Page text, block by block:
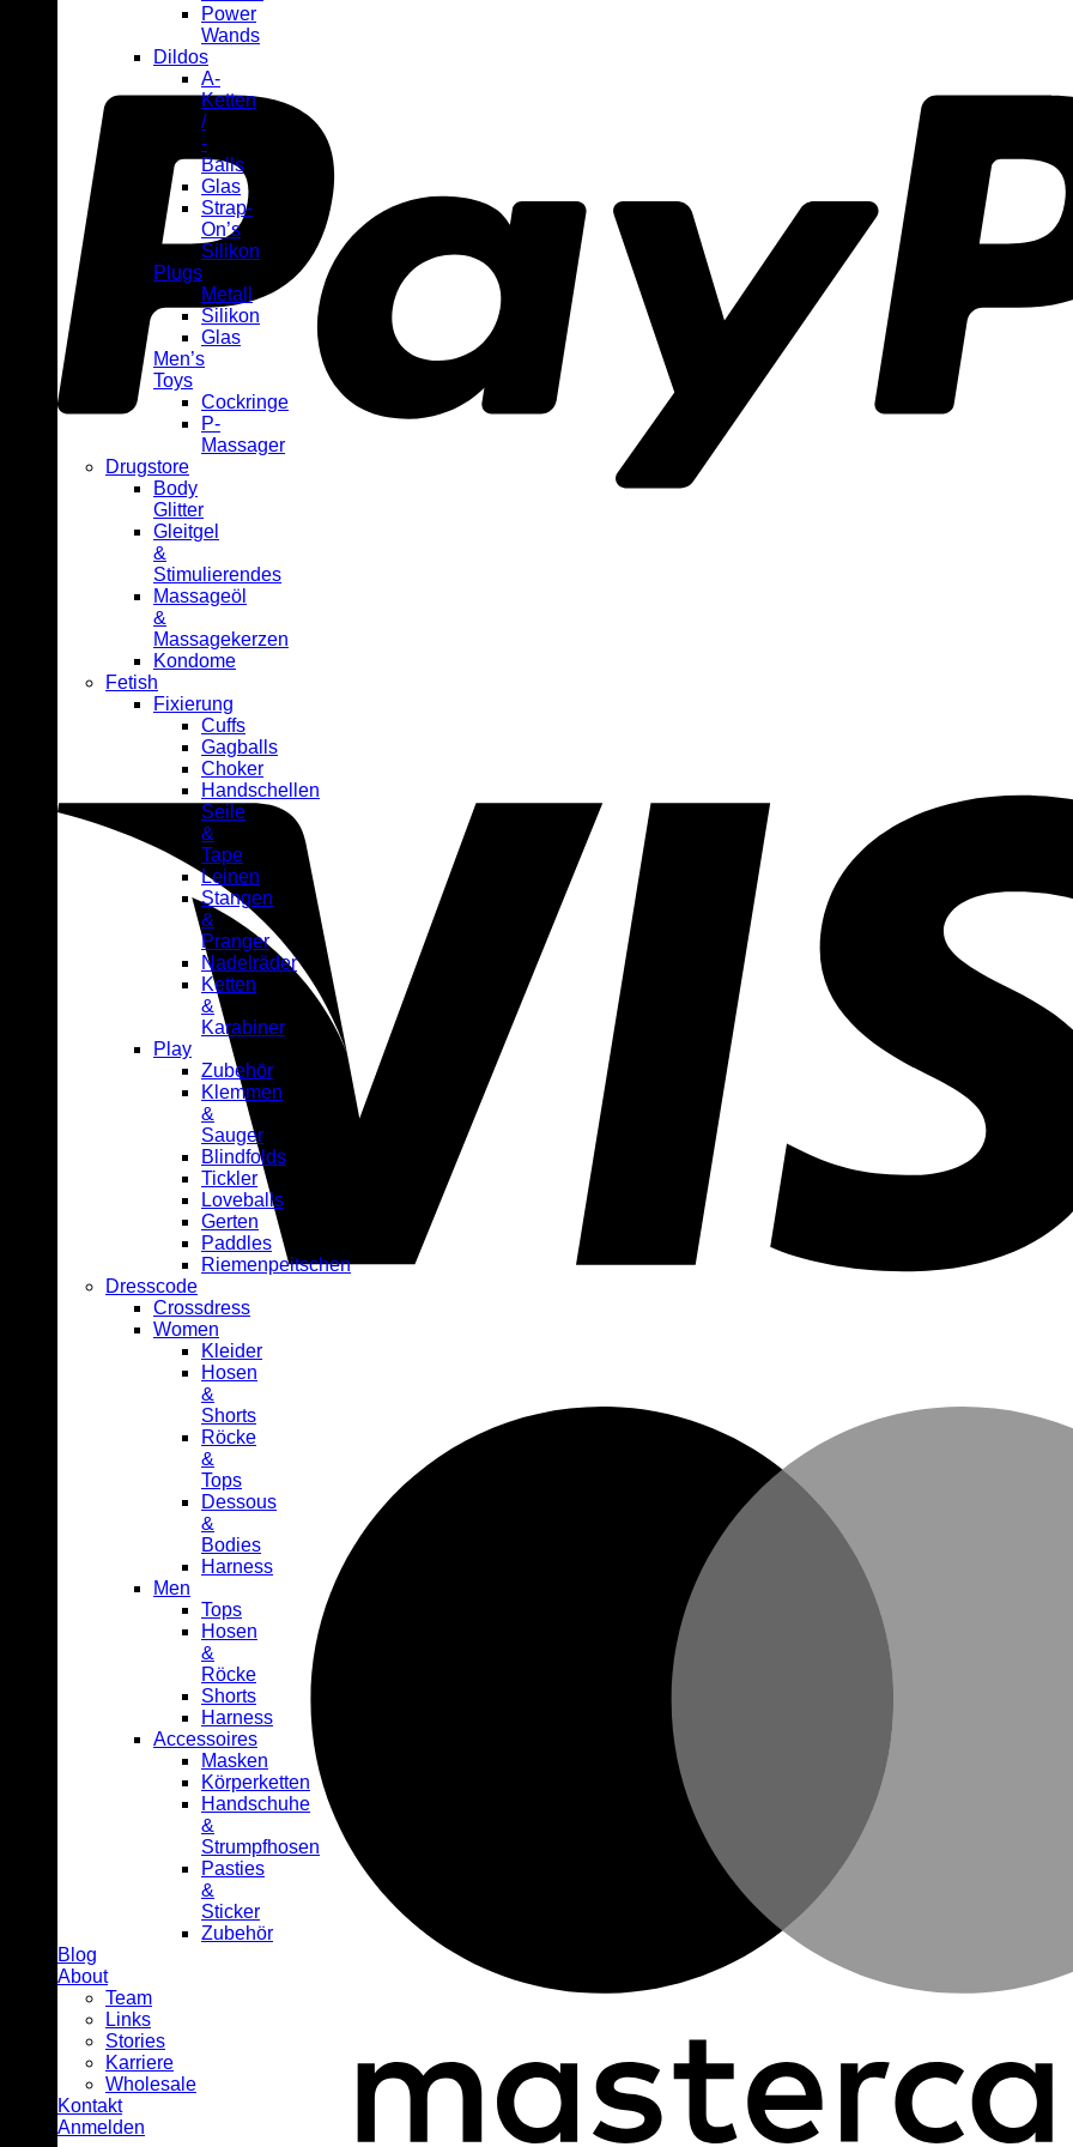
Power
Wands
Dildos
A-
Ketten
/
-
Balls
Glas
Strap-
On’s
Silikon
Plugs
Metall
Silikon
Glas
Men’s
Toys
Cockringe
P-
Massager
Drugstore
Body
Glitter
Gleitgel
&
Stimulierendes
Massageöl
&
Massagekerzen
Kondome
Fetish
Fixierung
Cuffs
Gagballs
Choker
Handschellen
Seile
&
Tape
Leinen
Stangen
&
Pranger
Nadelräder
Ketten
&
Karabiner
Play
Zubehör
Klemmen
&
Sauger
Blindfolds
Tickler
Loveballs
Gerten
Paddles
Riemenpeitschen
Dresscode
Crossdress
Women
Kleider
Hosen
&
Shorts
Röcke
&
Tops
Dessous
&
Bodies
Harness
Men
Tops
Hosen
&
Röcke
Shorts
Harness
Accessoires
Masken
Körperketten
Handschuhe
&
Strumpfhosen
Pasties
&
Sticker
Zubehör
Blog
About
Team
Links
Stories
Karriere
Wholesale
Kontakt
Anmelden